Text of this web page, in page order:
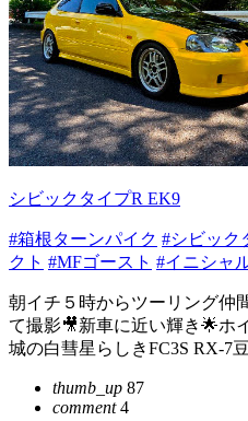
シビックタイプR EK9
#箱根ターンパイク #シビック
クト #MFゴースト #イニシャ
朝イチ５時からツーリング仲
て撮影🎥新車に近い輝き🌟ホ
城の白彗星らしきFC3S RX-7
thumb_up 87
comment4